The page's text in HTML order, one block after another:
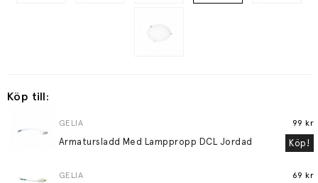
Köp till:
GELIA
Armatursladd Med Lamppropp DCL Jordad
99 kr
Köp!
GELIA 69 kr